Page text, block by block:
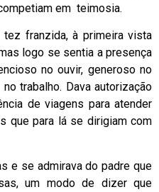
em teimosia.
franzida, à primeira vista
logo se sentia a presença
no ouvir, generoso no
trabalho. Dava autorização
de viagens para atender
que para lá se dirigiam com
e se admirava do padre que
um modo de dizer que